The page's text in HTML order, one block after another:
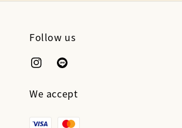
Follow us
We accept